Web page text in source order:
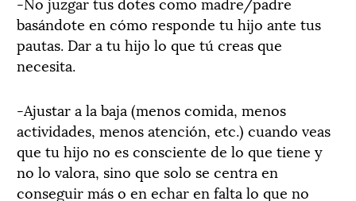
basándote en cómo responde tu hijo ante tus
pautas. Dar a tu hijo lo que tú creas que
necesita.
-Ajustar a la baja (menos comida, menos
actividades, menos atención, etc.) cuando veas
que tu hijo no es consciente de lo que tiene y
no lo valora, sino que solo se centra en
conseguir más o en echar en falta lo que no